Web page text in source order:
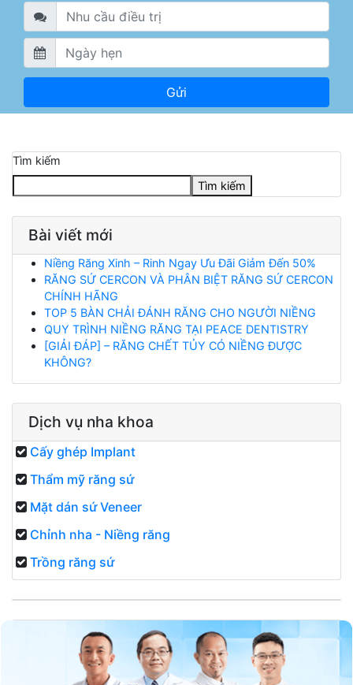
Tìm kiếm
Tìm kiếm
Bài viết mới
Niềng Răng Xinh – Rinh Ngay Ưu Đãi Giảm Đến 50%
RĂNG SỨ CERCON VÀ PHÂN BIỆT RĂNG SỨ CERCON
CHÍNH HÃNG
TOP 5 BÀN CHẢI ĐÁNH RĂNG CHO NGƯỜI NIỀNG
QUY TRÌNH NIỀNG RĂNG TẠI PEACE DENTISTRY
[GIẢI ĐÁP] – RĂNG CHẾT TỦY CÓ NIỀNG ĐƯỢC
KHÔNG?
Dịch vụ nha khoa
Cấy ghép Implant
Thẩm mỹ răng sứ
Mặt dán sứ Veneer
Chỉnh nha - Niềng răng
Trồng răng sứ